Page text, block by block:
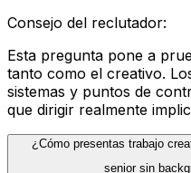
Consejo del reclutador:
Esta pregunta pone a
tanto como el creativo.
sistemas y puntos de
que dirigir realmente
¿Cómo presentas trabajo
senior sin